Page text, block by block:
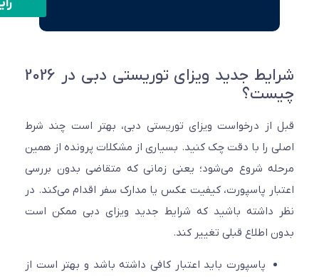
شرایط جدید ویزای توریستی دبی در 2026
از درخواست ویزای توریستی دبی، بهتر است چند شرط
را با دقت چک کنید. بسیاری از مشکلات پرونده از همین
شروع می‌شود؛ یعنی زمانی که متقاضی بدون بررسی
پاسپورت، کیفیت عکس یا مدارک سفر اقدام می‌کند. در
داشته باشید که شرایط جدید ویزای دبی ممکن است
اطلاع قبلی تغییر کند.
پاسپورت باید اعتبار کافی داشته باشد و بهتر است از